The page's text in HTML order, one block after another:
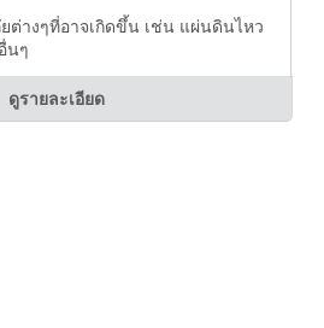
ต่างๆที่อาจเกิดขึ้น เช่น แผ่นดินไหว
นๆ
ดูรายละเอียด